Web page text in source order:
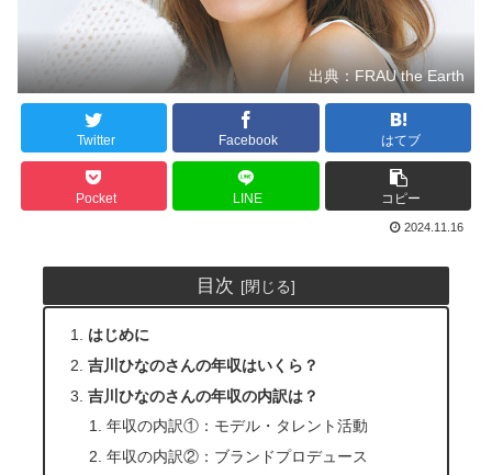
出典：FRAU the Earth
Twitter Facebook はてブ
Pocket LINE コピー
2024.11.16
目次
はじめに
吉川ひなのさんの年収はいくら？
吉川ひなのさんの年収の内訳は？
年収の内訳①：モデル・タレント活動
年収の内訳②：ブランドプロデュース